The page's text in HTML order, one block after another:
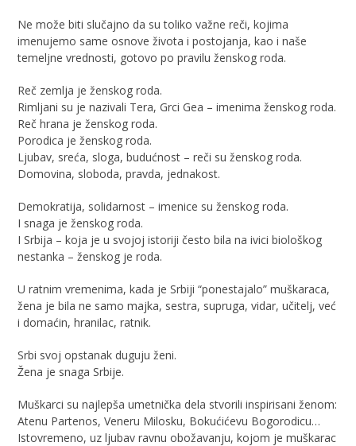
Ne može biti slučajno da su toliko važne reči, kojima
imenujemo same osnove života i postojanja, kao i naše
temeljne vrednosti, gotovo po pravilu ženskog roda.
Reč zemlja je ženskog roda.
Rimljani su je nazivali Tera, Grci Gea – imenima ženskog roda.
Reč hrana je ženskog roda.
Porodica je ženskog roda.
Ljubav, sreća, sloga, budućnost – reči su ženskog roda.
Domovina, sloboda, pravda, jednakost.
Demokratija, solidarnost – imenice su ženskog roda.
I snaga je ženskog roda.
I Srbija – koja je u svojoj istoriji često bila na ivici biološkog
nestanka – ženskog je roda.
U ratnim vremenima, kada je Srbiji “ponestajalo” muškaraca,
žena je bila ne samo majka, sestra, supruga, vidar, učitelj, već
i domaćin, hranilac, ratnik.
Srbi svoj opstanak duguju ženi.
Žena je snaga Srbije.
Muškarci su najlepša umetnička dela stvorili inspirisani ženom:
Atenu Partenos, Veneru Milosku, Bokućićevu Bogorodicu…
Istovremeno, uz ljubav ravnu obožavanju, kojom je muškarac